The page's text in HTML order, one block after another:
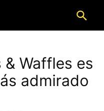
& Waffles es
admirado